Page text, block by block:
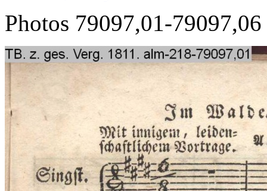
Photos 79097,01-79097,06